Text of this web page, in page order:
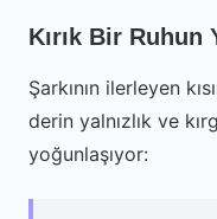
Kırık Bir Ruhun
Şarkının ilerleyen
derin yalnızlık ve
yoğunlaşıyor: